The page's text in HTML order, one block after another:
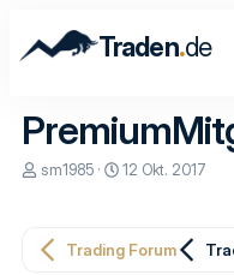
Traden.de
E
e
sm1985
E
e
l
12 Okt. 2017
Trading Forum